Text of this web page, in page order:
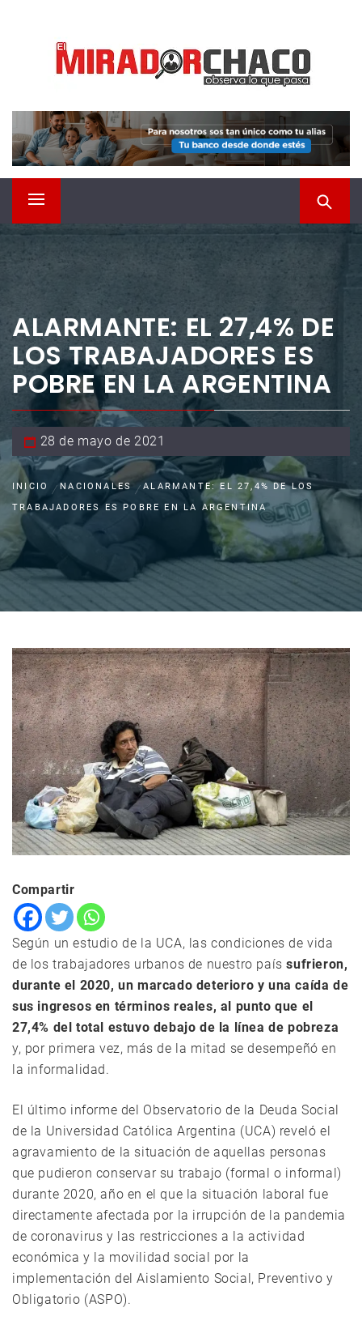
contenido
EL MIRADOR CHACO
Observá lo que pasa
Menú
principal
ALARMANTE: EL 27,4% DE
LOS TRABAJADORES ES
POBRE EN LA ARGENTINA
28 de mayo de 2021
INICIO NACIONALES
ALARMANTE: EL 27,4% DE LOS
TRABAJADORES ES POBRE EN LA ARGENTINA
Compartir
Según un estudio de la UCA, las condiciones de vida
de los trabajadores urbanos de nuestro paíssufrieron,
durante el 2020, un marcado deterioro y una caída de
sus ingresos en términos reales, al punto que el
27,4% del total estuvo debajo de la línea de pobreza
y, por primera vez, más de la mitad se desempeñó en
la informalidad.
El último informe del Observatorio de la Deuda Social
de la Universidad Católica Argentina (UCA) reveló el
agravamiento de la situación de aquellas personas
que pudieron conservar su trabajo (formal o informal)
durante 2020, año en el que la situación laboral fue
directamente afectada por la irrupción de la pandemia
de coronavirus y las restricciones a la actividad
económica y la movilidad social por la
implementación del Aislamiento Social, Preventivo y
Obligatorio (ASPO).